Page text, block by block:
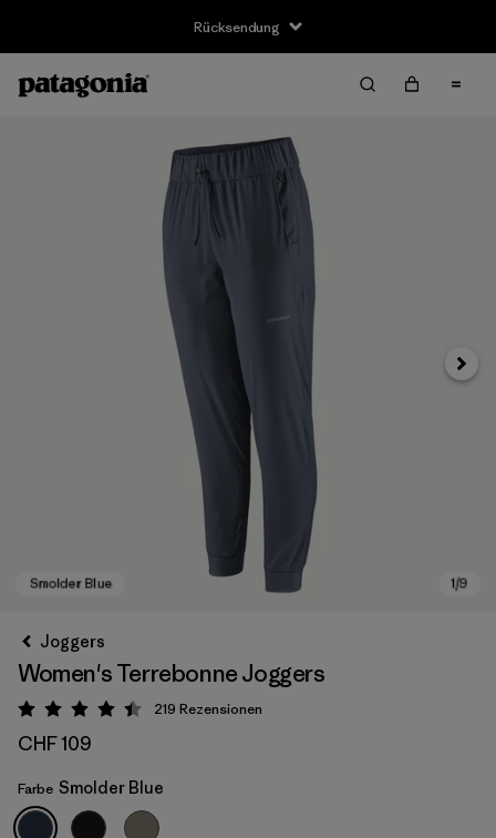
Rücksendung
Smolder Blue
Joggers
Women's Terrebonne Joggers
Bewertung: 4.5 / 5
219 Rezensionen
CHF 109
Farbe Smolder Blue